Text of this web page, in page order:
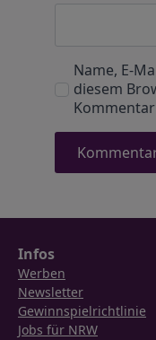
Name, E-
diesem
Infos
Werben
Newsletter
Gewinnspielrichtlinie
Jobs für NRW